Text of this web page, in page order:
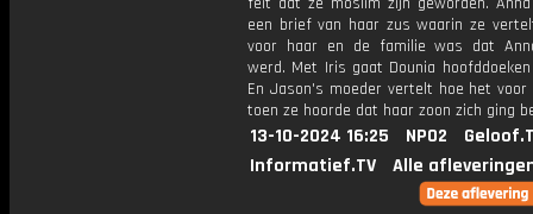
een brief van haar zus waarin ze
voor haar en de familie was dat
werd. Met Iris gaat Dounia
En Jason's moeder vertelt hoe het
toen ze hoorde dat haar zoon zich ging
13-10-2024 16:25 NPO2
Informatief.TV
Alle